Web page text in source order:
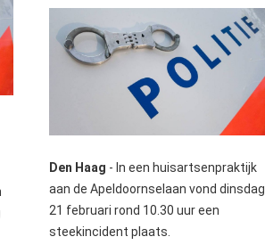
Den Haag - In een huisartsenpraktijk
aan de Apeldoornselaan vond dinsdag
21 februari rond 10.30 uur een
steekincident plaats.